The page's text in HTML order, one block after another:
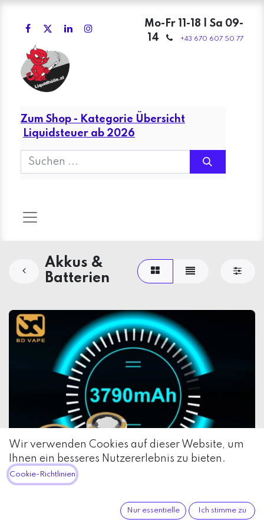
Mo-Fr 11-18 | Sa 09-
14
+43 670 607 50 77
Zum Shop - Kategorie Übersicht
Liquidsteuer ab 2026
Akkus &
Batterien
Wir verwenden Cookies auf dieser Website, um
Ihnen ein besseres Nutzererlebnis zu bieten.
Cookie-Richtlinien
Nur essentielle Ich stimme zu